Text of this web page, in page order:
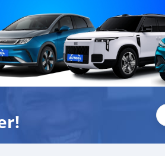
and without down payment as well.